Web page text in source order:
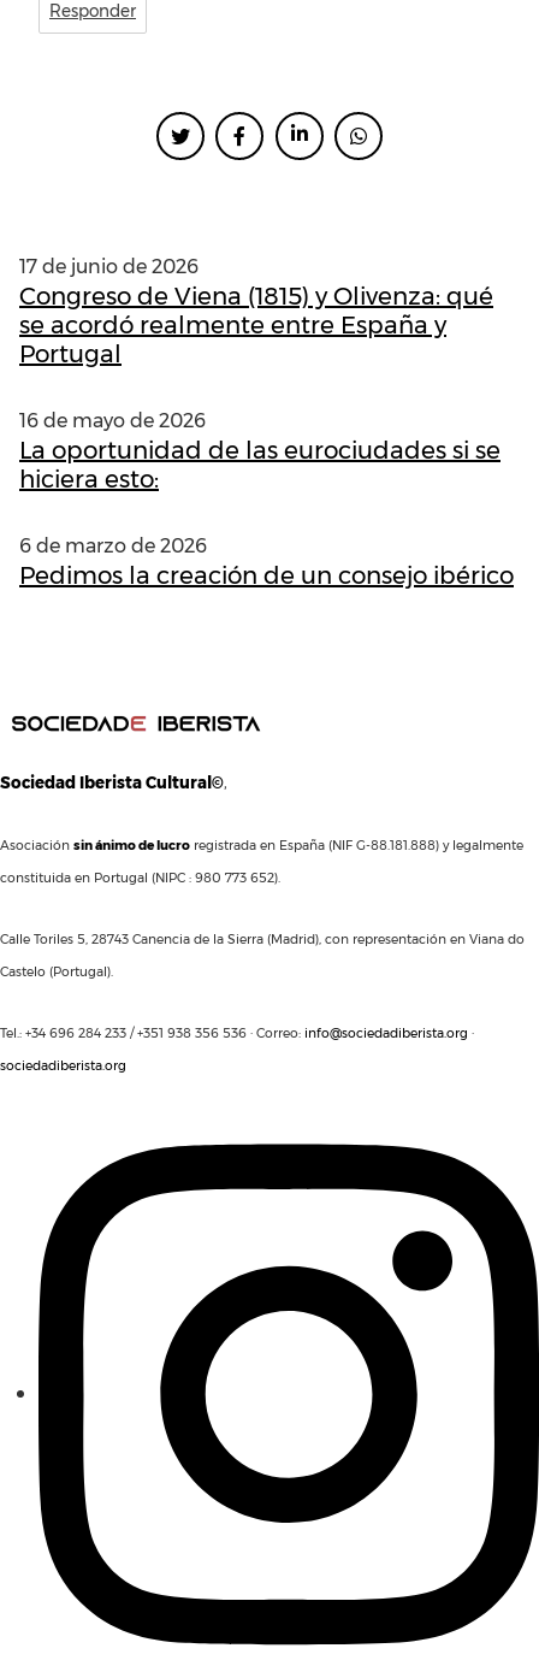
Responder
17 de junio de 2026
Congreso de Viena (1815) y Olivenza: qué
se acordó realmente entre España y
Portugal
16 de mayo de 2026
La oportunidad de las eurociudades si se
hiciera esto:
6 de marzo de 2026
Pedimos la creación de un consejo ibérico
Sociedad Iberista Cultural©,
Asociación sin ánimo de lucro registrada en España (NIF G-88.181.888) y legalmente
constituida en Portugal (NIPC : 980 773 652).
Calle Toriles 5, 28743 Canencia de la Sierra (Madrid), con representación en Viana do
Castelo (Portugal).
Tel.: +34 696 284 233 / +351 938 356 536 · Correo: info@sociedadiberista.org ·
sociedadiberista.org